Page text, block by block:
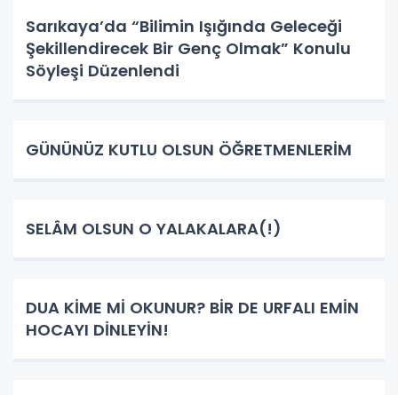
Sarıkaya’da “Bilimin Işığında Geleceği
Şekillendirecek Bir Genç Olmak” Konulu
Söyleşi Düzenlendi
GÜNÜNÜZ KUTLU OLSUN ÖĞRETMENLERİM
SELÂM OLSUN O YALAKALARA(!)
DUA KİME Mİ OKUNUR? BİR DE URFALI EMİN
HOCAYI DİNLEYİN!